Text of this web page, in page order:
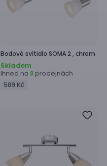
Bodové svítidlo SOMA 2 , chrom
Skladem
Ihned na 8 prodejnách
589 Kč